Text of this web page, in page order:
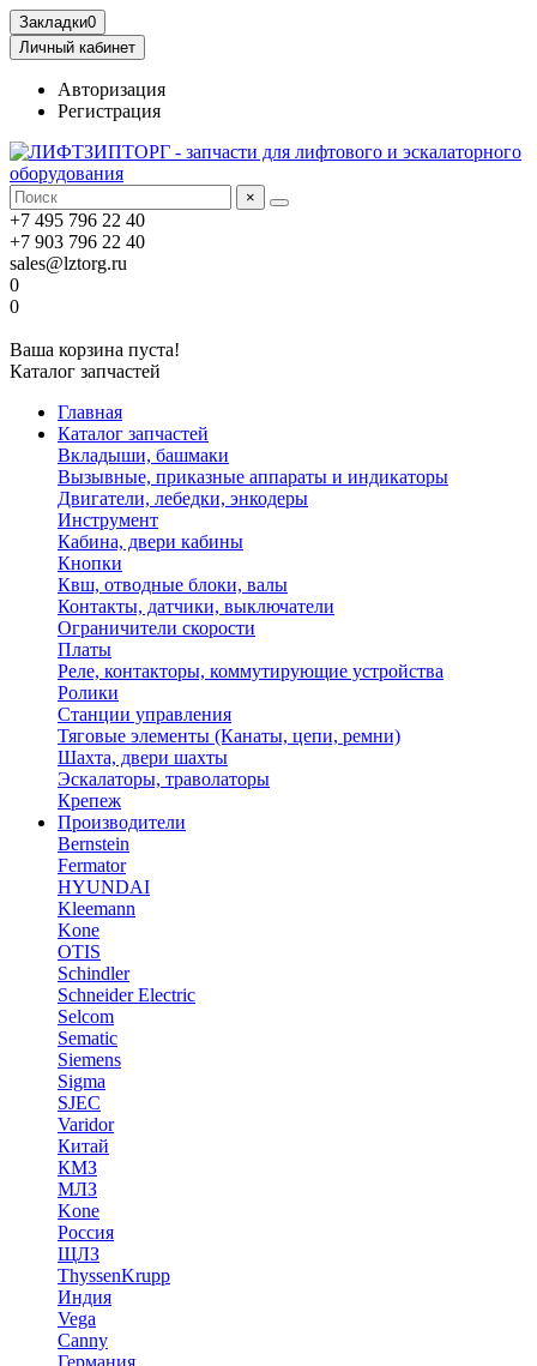
Закладки0
Личный кабинет
Авторизация
Регистрация
×
+7 495 796 22 40
+7 903 796 22 40
sales@lztorg.ru
0
0
Ваша корзина пуста!
Каталог запчастей
Главная
Каталог запчастей
Вкладыши, башмаки
Вызывные, приказные аппараты и индикаторы
Двигатели, лебедки, энкодеры
Инструмент
Кабина, двери кабины
Кнопки
Квш, отводные блоки, валы
Контакты, датчики, выключатели
Ограничители скорости
Платы
Реле, контакторы, коммутирующие устройства
Ролики
Станции управления
Тяговые элементы (Канаты, цепи, ремни)
Шахта, двери шахты
Эскалаторы, траволаторы
Крепеж
Производители
Bernstein
Fermator
HYUNDAI
Kleemann
Kone
OTIS
Schindler
Schneider Electric
Selcom
Sematic
Siemens
Sigma
SJEC
Varidor
Китай
КМЗ
МЛЗ
Kone
Россия
ЩЛЗ
ThyssenKrupp
Индия
Vega
Canny
Германия